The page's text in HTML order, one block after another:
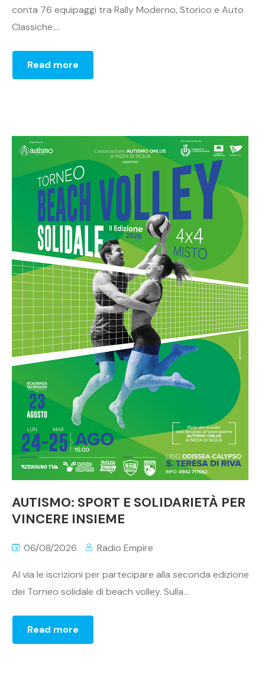
conta 76 equipaggi tra Rally Moderno, Storico e Auto
Classiche....
Read more
AUTISMO: SPORT E SOLIDARIETÀ PER
VINCERE INSIEME
06/08/2026 Radio Empire
Al via le iscrizioni per partecipare alla seconda edizione
dei Torneo solidale di beach volley. Sulla...
Read more